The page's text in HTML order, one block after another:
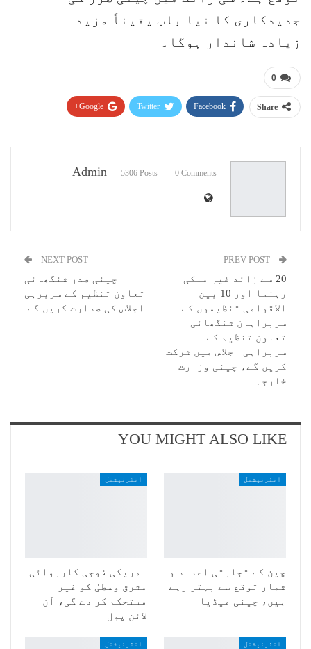
جدیدکاری کا نیا باب یقیناً مزید
زیادہ شاندار ہوگا۔
0
Share
Facebook
Twitter
Google+
Admin 5306 Posts 0 Comments
20 سے زائد غیر ملکی
رہنما اور 10 بین
الاقوامی تنظیموں کے
سربراہان شنگھائی
تعاون تنظیم کے
سربراہی اجلاس میں شرکت
کریں گے، چینی وزارت
خارجہ
NEXT POST
چینی صدر شنگھائی
تعاون تنظیم کے سربرہی
اجلاس کی صدارت کریں گے
YOU MIGHT ALSO LIKE
انٹرنیشنل
چین کے تجارتی اعداد و
شمار توقع سے بہتر رہے
ہیں، چینی میڈیا
انٹرنیشنل
امریکی فوجی کارروائی
مشرق وسطیٰ کو غیر
مستحکم کر دے گی، آن
لائن پول
انٹرنیشنل انٹرنیشنل